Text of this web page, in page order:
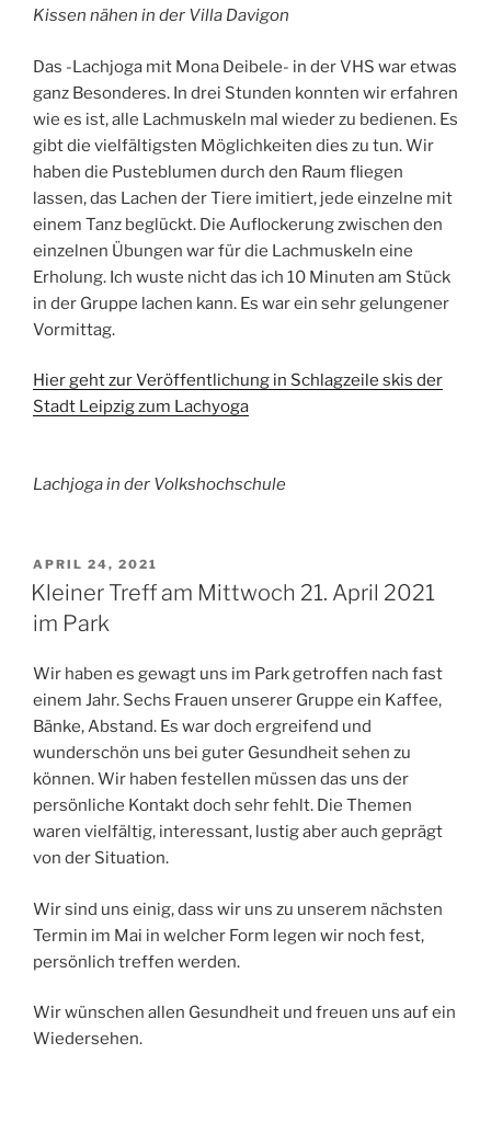
Kissen nähen in der Villa Davigon
Das -Lachjoga mit Mona Deibele- in der VHS war etwas
ganz Besonderes. In drei Stunden konnten wir erfahren
wie es ist, alle Lachmuskeln mal wieder zu bedienen. Es
gibt die vielfältigsten Möglichkeiten dies zu tun. Wir
haben die Pusteblumen durch den Raum fliegen
lassen, das Lachen der Tiere imitiert, jede einzelne mit
einem Tanz beglückt. Die Auflockerung zwischen den
einzelnen Übungen war für die Lachmuskeln eine
Erholung. Ich wuste nicht das ich 10 Minuten am Stück
in der Gruppe lachen kann. Es war ein sehr gelungener
Vormittag.
Hier geht zur Veröffentlichung in Schlagzeile skis der
Stadt Leipzig zum Lachyoga
Lachjoga in der Volkshochschule
VERÖFFENTLICHT
AM
APRIL 24, 2021
Kleiner Treff am Mittwoch 21. April 2021
im Park
Wir haben es gewagt uns im Park getroffen nach fast
einem Jahr. Sechs Frauen unserer Gruppe ein Kaffee,
Bänke, Abstand. Es war doch ergreifend und
wunderschön uns bei guter Gesundheit sehen zu
können. Wir haben festellen müssen das uns der
persönliche Kontakt doch sehr fehlt. Die Themen
waren vielfältig, interessant, lustig aber auch geprägt
von der Situation.
Wir sind uns einig, dass wir uns zu unserem nächsten
Termin im Mai in welcher Form legen wir noch fest,
persönlich treffen werden.
Wir wünschen allen Gesundheit und freuen uns auf ein
Wiedersehen.